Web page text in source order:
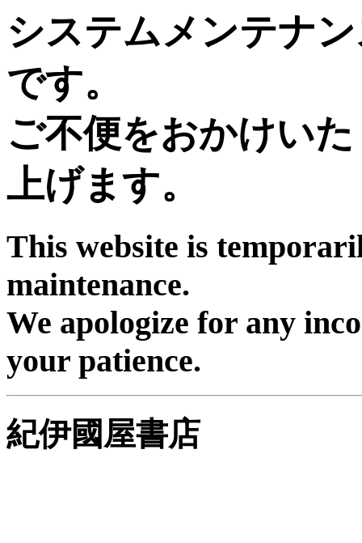
システムメンテナ
です。
ご不便をおかけい
上げます。
This website is
maintenance.
We apologize for any
your patience.
紀伊國屋書店